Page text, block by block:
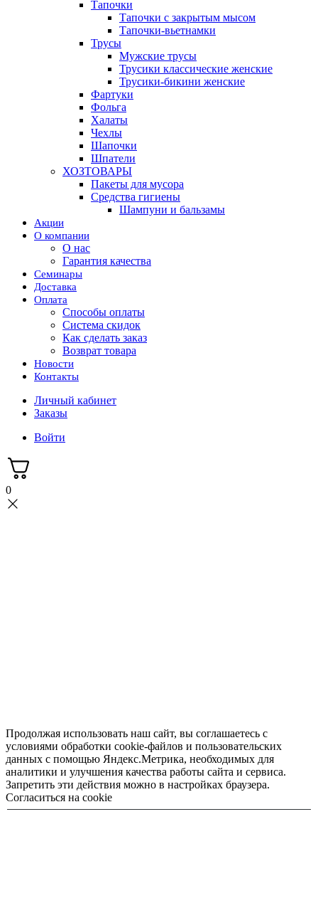
Тапочки
Тапочки с закрытым мысом
Тапочки-вьетнамки
Трусы
Мужские трусы
Трусики классические женские
Трусики-бикини женские
Фартуки
Фольга
Халаты
Чехлы
Шапочки
Шпатели
ХОЗТОВАРЫ
Пакеты для мусора
Средства гигиены
Шампуни и бальзамы
Акции
О компании
О нас
Гарантия качества
Семинары
Доставка
Оплата
Способы оплаты
Система скидок
Как сделать заказ
Возврат товара
Новости
Контакты
Личный кабинет
Заказы
Войти
0
Продолжая использовать наш сайт, вы соглашаетесь с
условиями обработки cookie-файлов и пользовательских
данных с помощью Яндекс.Метрика, необходимых для
аналитики и улучшения качества работы сайта и сервиса.
Запретить эти действия можно в настройках браузера.
Согласиться на cookie